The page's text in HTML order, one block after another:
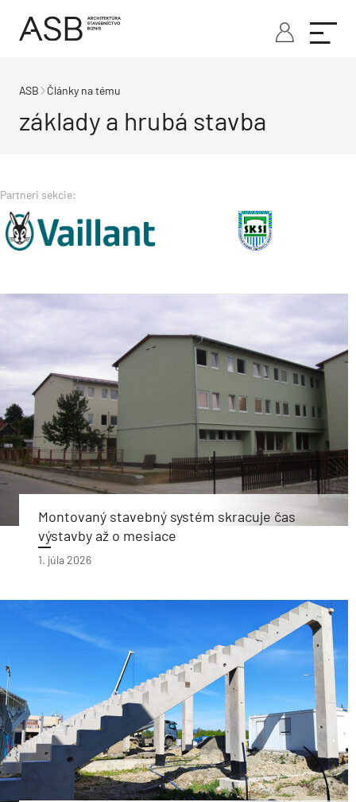
ASB Články na tému
základy a hrubá stavba
Partneri sekcie:
Montovaný stavebný systém skracuje čas
výstavby až o mesiace
1. júla 2026